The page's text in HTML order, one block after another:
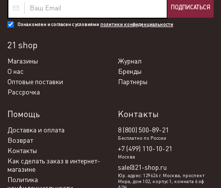
ПОДПИСАТЬСЯ
Ознакомлен и согласен с условиями политики конфиденциальности
21 shop
Магазины
Журнал
О нас
Бренды
Оптовые поставки
Партнеры
Рассрочка
Помощь
Доставка и оплата
Возврат
Контакты
Как сделать заказ в интернет-
магазине
Политика
Контакты
8 (800) 500-89-21
Бесплатно по России
+7 (499) 110-10-21
Москва
sale@21-shop.ru
Юр. адрес: 129626 г. Москва, проспект
Мира, дом 102, корпус 1, комната 6 оф